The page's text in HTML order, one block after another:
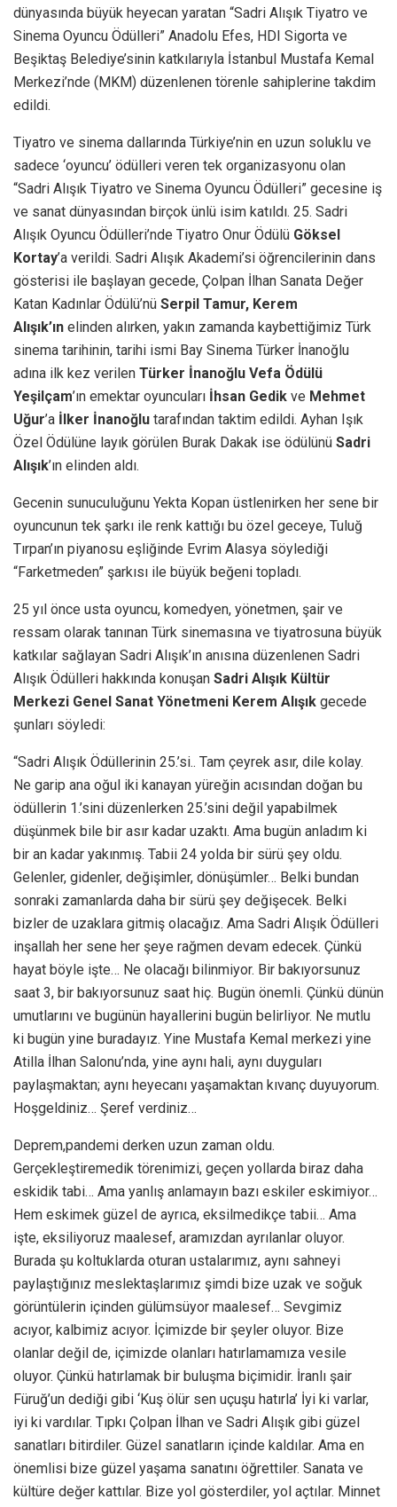
dünyasında büyük heyecan yaratan “Sadri Alışık Tiyatro ve
Sinema Oyuncu Ödülleri” Anadolu Efes, HDI Sigorta ve
Beşiktaş Belediye’sinin katkılarıyla İstanbul Mustafa Kemal
Merkezi’nde (MKM) düzenlenen törenle sahiplerine takdim
edildi.
Tiyatro ve sinema dallarında Türkiye’nin en uzun soluklu ve
sadece ‘oyuncu’ ödülleri veren tek organizasyonu olan
“Sadri Alışık Tiyatro ve Sinema Oyuncu Ödülleri” gecesine iş
ve sanat dünyasından birçok ünlü isim katıldı. 25. Sadri
Alışık Oyuncu Ödülleri’nde Tiyatro Onur Ödülü Göksel
Kortay’a verildi. Sadri Alışık Akademi’si öğrencilerinin dans
gösterisi ile başlayan gecede, Çolpan İlhan Sanata Değer
Katan Kadınlar Ödülü’nü Serpil Tamur, Kerem
Alışık’ın elinden alırken, yakın zamanda kaybettiğimiz Türk
sinema tarihinin, tarihi ismi Bay Sinema Türker İnanoğlu
adına ilk kez verilen Türker İnanoğlu Vefa Ödülü
Yeşilçam’ın emektar oyuncuları İhsan Gedik ve Mehmet
Uğur’a İlker İnanoğlu tarafından taktim edildi. Ayhan Işık
Özel Ödülüne layık görülen Burak Dakak ise ödülünü Sadri
Alışık’ın elinden aldı.
Gecenin sunuculuğunu Yekta Kopan üstlenirken her sene bir
oyuncunun tek şarkı ile renk kattığı bu özel geceye, Tuluğ
Tırpan’ın piyanosu eşliğinde Evrim Alasya söylediği
“Farketmeden” şarkısı ile büyük beğeni topladı.
25 yıl önce usta oyuncu, komedyen, yönetmen, şair ve
ressam olarak tanınan Türk sinemasına ve tiyatrosuna büyük
katkılar sağlayan Sadri Alışık’ın anısına düzenlenen Sadri
Alışık Ödülleri hakkında konuşan Sadri Alışık Kültür
Merkezi Genel Sanat Yönetmeni Kerem Alışık gecede
şunları söyledi:
“Sadri Alışık Ödüllerinin 25.’si.. Tam çeyrek asır, dile kolay.
Ne garip ana oğul iki kanayan yüreğin acısından doğan bu
ödüllerin 1.’sini düzenlerken 25.’sini değil yapabilmek
düşünmek bile bir asır kadar uzaktı. Ama bugün anladım ki
bir an kadar yakınmış. Tabii 24 yolda bir sürü şey oldu.
Gelenler, gidenler, değişimler, dönüşümler… Belki bundan
sonraki zamanlarda daha bir sürü şey değişecek. Belki
bizler de uzaklara gitmiş olacağız. Ama Sadri Alışık Ödülleri
inşallah her sene her şeye rağmen devam edecek. Çünkü
hayat böyle işte… Ne olacağı bilinmiyor. Bir bakıyorsunuz
saat 3, bir bakıyorsunuz saat hiç. Bugün önemli. Çünkü dünün
umutlarını ve bugünün hayallerini bugün belirliyor. Ne mutlu
ki bugün yine buradayız. Yine Mustafa Kemal merkezi yine
Atilla İlhan Salonu’nda, yine aynı hali, aynı duyguları
paylaşmaktan; aynı heyecanı yaşamaktan kıvanç duyuyorum.
Hoşgeldiniz… Şeref verdiniz…
Deprem,pandemi derken uzun zaman oldu.
Gerçekleştiremedik törenimizi, geçen yollarda biraz daha
eskidik tabi… Ama yanlış anlamayın bazı eskiler eskimiyor…
Hem eskimek güzel de ayrıca, eksilmedikçe tabii… Ama
işte, eksiliyoruz maalesef, aramızdan ayrılanlar oluyor.
Burada şu koltuklarda oturan ustalarımız, aynı sahneyi
paylaştığınız meslektaşlarımız şimdi bize uzak ve soğuk
görüntülerin içinden gülümsüyor maalesef… Sevgimiz
acıyor, kalbimiz acıyor. İçimizde bir şeyler oluyor. Bize
olanlar değil de, içimizde olanları hatırlamamıza vesile
oluyor. Çünkü hatırlamak bir buluşma biçimidir. İranlı şair
Füruğ’un dediği gibi ‘Kuş ölür sen uçuşu hatırla’ İyi ki varlar,
iyi ki vardılar. Tıpkı Çolpan İlhan ve Sadri Alışık gibi güzel
sanatları bitirdiler. Güzel sanatların içinde kaldılar. Ama en
önemlisi bize güzel yaşama sanatını öğrettiler. Sanata ve
kültüre değer kattılar. Bize yol gösterdiler, yol açtılar. Minnet